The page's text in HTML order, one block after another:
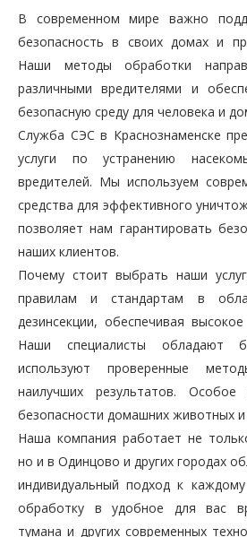
В современном мире важно
безопасность в своих домах и
Наши методы обработки
различными вредителями и
безопасную среду для человека и
Служба СЭС в Краснознаменске
услуги по устранению
вредителей. Мы используем
средства для эффективного
позволяет нам гарантировать
наших клиентов.
Почему стоит выбрать наши
правилам и стандартам в
дезинсекции, обеспечивая
Наши специалисты обладают
используют проверенные
наилучших результатов. Особое
безопасности домашних животных и
Наша компания работает не
но и в Одинцово и других городах
индивидуальный подход к
обработку в удобное для вас
тумана и других современных